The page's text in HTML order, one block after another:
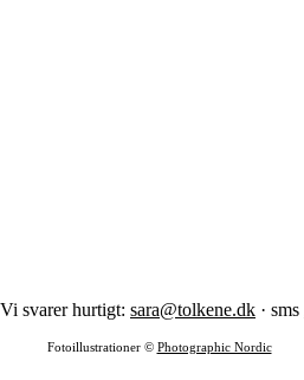
svarer hurtigt: sara@tolkene.dk · sms
Fotoillustrationer © Photographic Nordic